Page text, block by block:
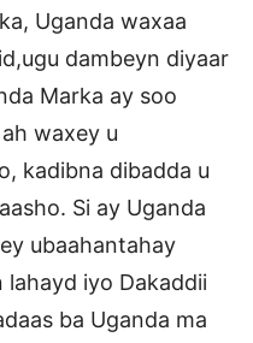
Uganda waxaa
dambeyn diyaar
Marka ay soo
waxey u
kadibna dibadda u
Si ay Uganda
ubaahantahay
lahayd iyo Dakaddii
ba Uganda ma